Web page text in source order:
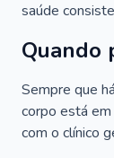
saúde
Quando
Sempre que
corpo está
com o clínico